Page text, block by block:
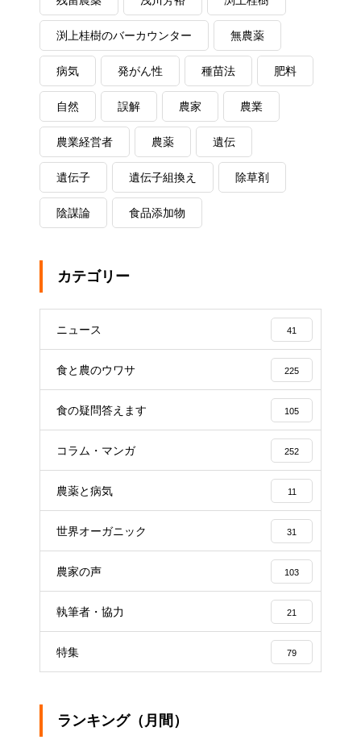
渕上桂樹のバーカウンター 無農薬
病気 発がん性 種苗法 肥料
自然 誤解 農家 農業
農業経営者 農薬 遺伝
遺伝子 遺伝子組換え 除草剤
陰謀論 食品添加物
カテゴリー
ニュース 41
食と農のウワサ 225
食の疑問答えます 105
コラム・マンガ 252
農薬と病気 11
世界オーガニック 31
農家の声 103
執筆者・協力 21
特集 79
ランキング（月間）